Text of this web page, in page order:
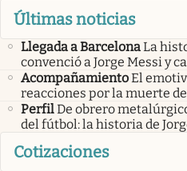
Últimas noticias
Llegada a BarcelonaLa
convenció a Jorge Messi y
AcompañamientoEl
reacciones por la muerte
PerfilDe obrero
del fútbol: la historia de
Cotizaciones